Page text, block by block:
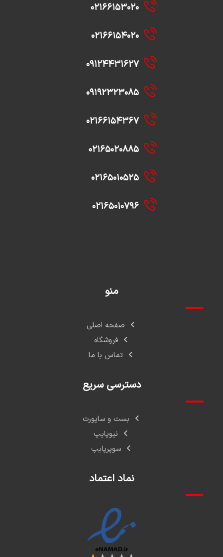
۰۲۱۶۶۱۵۳۰۲۰
۰۲۱۶۶۱۵۴۰۲۰
۰۹۱۲۴۴۳۱۶۲۷
۰۹۱۹۲۳۲۳۰۸۵
۰۲۱۶۶۱۵۴۳۶۷
۰۲۱۶۵۰۲۰۸۸۵
۰۲۱۶۵۰۱۰۵۲۵
۰۲۱۶۵۰۱۰۷۹۶
منو
صفحه اصلی
فروشگاه
تماس با ما
دسترسی سریع
بست و ساپورت
نیوپایپ
سوپرپایپ
نماد اعتماد